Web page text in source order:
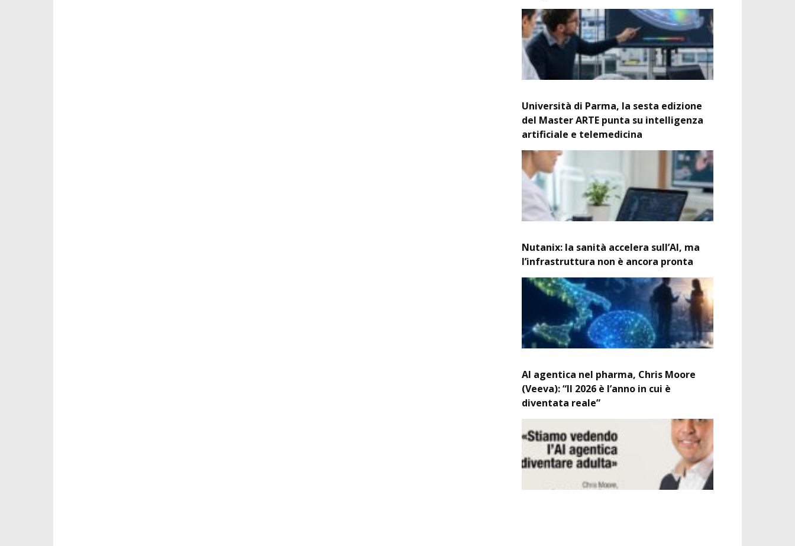
Università di Parma, la sesta edizione
del Master ARTE punta su intelligenza
artificiale e telemedicina
Nutanix: la sanità accelera sull’AI, ma
l’infrastruttura non è ancora pronta
AI agentica nel pharma, Chris Moore
(Veeva): “Il 2026 è l’anno in cui è
diventata reale”